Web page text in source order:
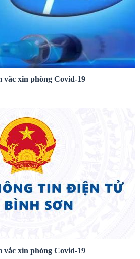
vắc xin phòng Covid-19
vắc xin phòng Covid-19